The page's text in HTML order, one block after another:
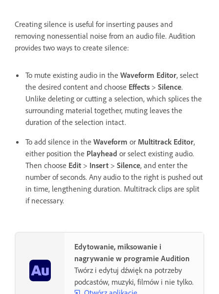
Creating silence is useful for inserting pauses and
removing nonessential noise from an audio file. Audition
provides two ways to create silence:
To mute existing audio in the Waveform Editor, select
the desired content and choose Effects > Silence.
Unlike deleting or cutting a selection, which splices the
surrounding material together, muting leaves the
duration of the selection intact.
To add silence in the Waveform or Multitrack Editor,
either position the Playhead or select existing audio.
Then choose Edit > Insert > Silence, and enter the
number of seconds. Any audio to the right is pushed out
in time, lengthening duration. Multitrack clips are split
if necessary.
Edytowanie, miksowanie i
nagrywanie w programie Audition
Twórz i edytuj dźwięk na potrzeby
podcastów, muzyki, filmów i nie tylko.